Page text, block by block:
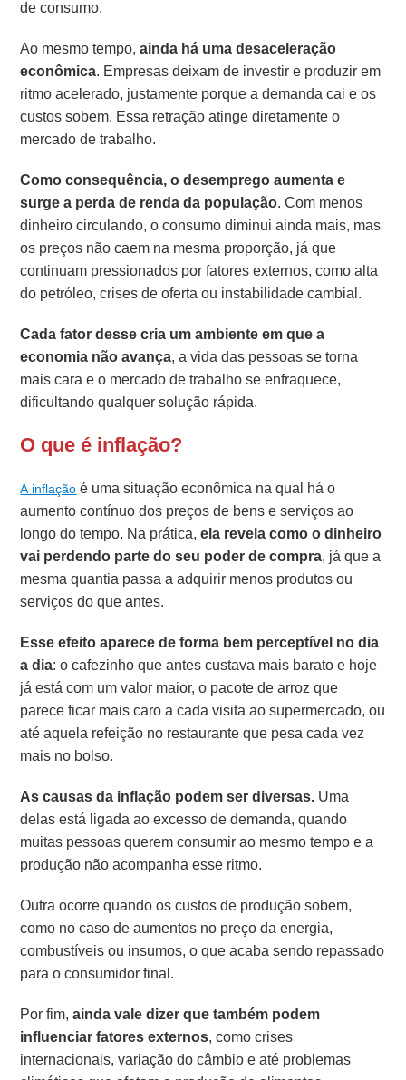
de consumo.
Ao mesmo tempo, ainda há uma desaceleração
econômica. Empresas deixam de investir e produzir em
ritmo acelerado, justamente porque a demanda cai e os
custos sobem. Essa retração atinge diretamente o
mercado de trabalho.
Como consequência, o desemprego aumenta e
surge a perda de renda da população. Com menos
dinheiro circulando, o consumo diminui ainda mais, mas
os preços não caem na mesma proporção, já que
continuam pressionados por fatores externos, como alta
do petróleo, crises de oferta ou instabilidade cambial.
Cada fator desse cria um ambiente em que a
economia não avança, a vida das pessoas se torna
mais cara e o mercado de trabalho se enfraquece,
dificultando qualquer solução rápida.
O que é inflação?
A inflação é uma situação econômica na qual há o
aumento contínuo dos preços de bens e serviços ao
longo do tempo. Na prática, ela revela como o dinheiro
vai perdendo parte do seu poder de compra, já que a
mesma quantia passa a adquirir menos produtos ou
serviços do que antes.
Esse efeito aparece de forma bem perceptível no dia
a dia: o cafezinho que antes custava mais barato e hoje
já está com um valor maior, o pacote de arroz que
parece ficar mais caro a cada visita ao supermercado, ou
até aquela refeição no restaurante que pesa cada vez
mais no bolso.
As causas da inflação podem ser diversas. Uma
delas está ligada ao excesso de demanda, quando
muitas pessoas querem consumir ao mesmo tempo e a
produção não acompanha esse ritmo.
Outra ocorre quando os custos de produção sobem,
como no caso de aumentos no preço da energia,
combustíveis ou insumos, o que acaba sendo repassado
para o consumidor final.
Por fim,ainda vale dizer que também podem
influenciar fatores externos, como crises
internacionais, variação do câmbio e até problemas